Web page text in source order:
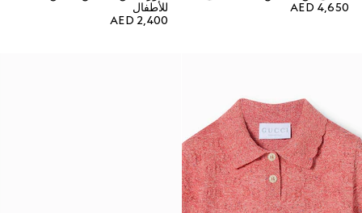
AED 4,650
للأطفال
AED 2,400